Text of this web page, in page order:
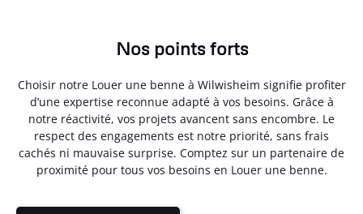
Nos points forts
Choisir notre Louer une benne à Wilwisheim signifie profiter
d’une expertise reconnue adapté à vos besoins. Grâce à
notre réactivité, vos projets avancent sans encombre. Le
respect des engagements est notre priorité, sans frais
cachés ni mauvaise surprise. Comptez sur un partenaire de
proximité pour tous vos besoins en Louer une benne.